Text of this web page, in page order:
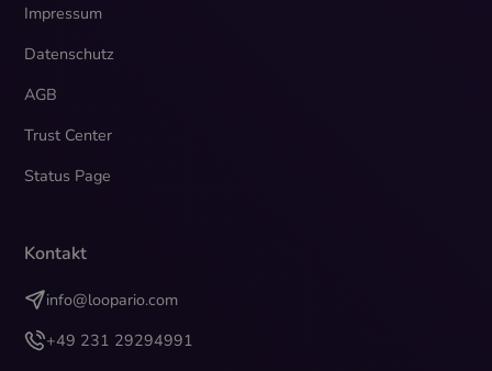
Impressum
Datenschutz
AGB
Trust Center
Status Page
Kontakt
info@loopario.com
+49 231 29294991